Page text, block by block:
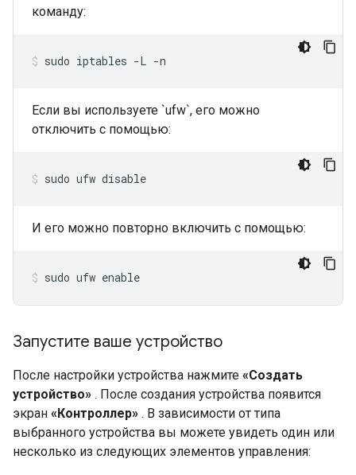
команду:
sudo iptables -L -n
Если вы используете `ufw`, его можно
отключить с помощью:
sudo ufw disable
И его можно повторно включить с помощью:
sudo ufw enable
Запустите ваше устройство
После настройки устройства нажмите «Создать
устройство» . После создания устройства появится
экран «Контроллер» . В зависимости от типа
выбранного устройства вы можете увидеть один или
несколько из следующих элементов управления: